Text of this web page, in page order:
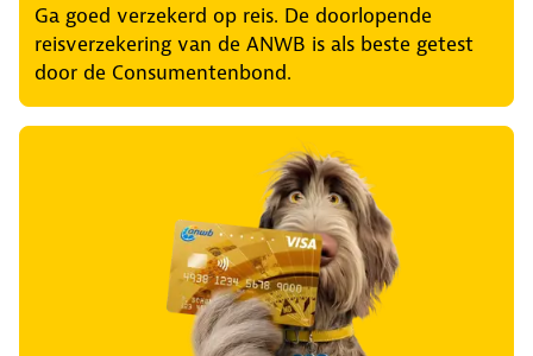
Ga goed verzekerd op reis. De doorlopende
reisverzekering van de ANWB is als beste getest
door de Consumentenbond.